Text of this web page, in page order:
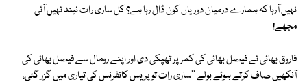
نہیں آرہا کہ ہمارے درمیان دوریاں کون ڈال رہا ہے؟ کل ساری رات نیند نہیں آئی
مجھے!
فاروق بھائی نے فیصل بھائی کی کمر پر تھپکی دی اور اپنے رومال سے فیصل بھائی کی
آنکھیں صاف کرتے ہوئے بولے ''ساری رات تو پریس کانفرنس کی تیاری میں گزر گئی،